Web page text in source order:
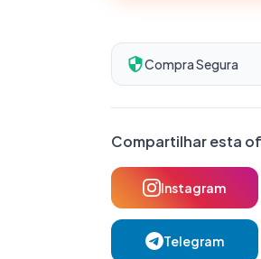
Compra Segura
Compartilhar esta
Instagram
Telegram